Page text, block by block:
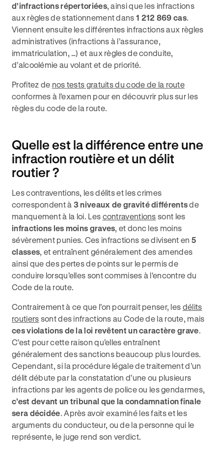
d'infractions répertoriées, ainsi que les infractions
aux règles de stationnement dans 1 212 869 cas.
Viennent ensuite les différentes infractions aux règles
administratives (infractions à l’assurance,
immatriculation, …) et aux règles de conduite,
d’alcoolémie au volant et de priorité.
Profitez de nos tests gratuits du code de la route
conformes à l'examen pour en découvrir plus sur les
règles du code de la route.
Quelle est la différence entre une
infraction routière et un délit
routier ?
Les contraventions, les délits et les crimes
correspondent à 3 niveaux de gravité différentsde
manquement à la loi. Les contraventions sont les
infractions les moins graves, et donc les moins
sévèrement punies. Ces infractions se divisent en 5
classes, et entraînent généralement des amendes
ainsi que des pertes de points sur le permis de
conduire lorsqu’elles sont commises à l'encontre du
Code de la route.
Contrairement à ce que l’on pourrait penser, les délits
routiers sont des infractions au Code de la route, mais
ces violations de la loi revêtent un caractère grave.
C’est pour cette raison qu’elles entraînent
généralement des sanctions beaucoup plus lourdes.
Cependant, si la procédure légale de traitement d’un
délit débute par la constatation d’une ou plusieurs
infractions par les agents de police ou les gendarmes,
c’est devant un tribunal que la condamnation finale
sera décidée. Après avoir examiné les faits et les
arguments du conducteur, ou de la personne qui le
représente, le juge rend son verdict.